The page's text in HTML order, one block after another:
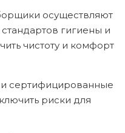
осуществляют
гигиены и
чистоту и комфорт
сертифицированные
риски для